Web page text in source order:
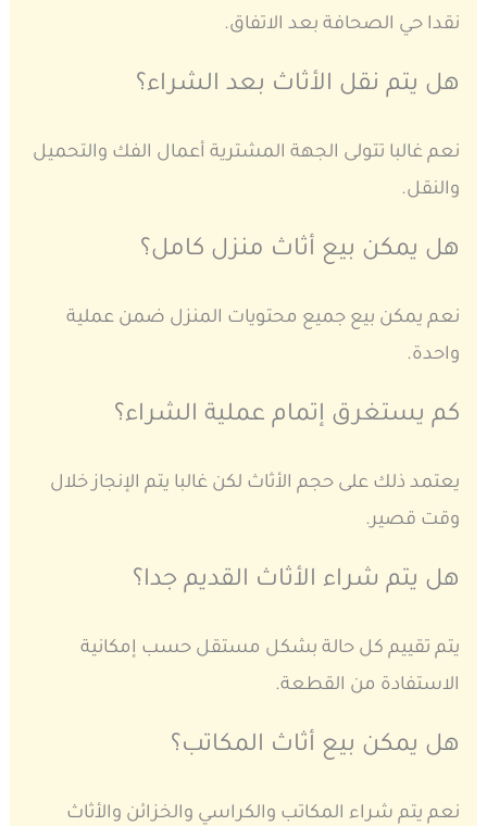
نقدا حي الصحافة بعد الاتفاق.
هل يتم نقل الأثاث بعد الشراء؟
نعم غالبا تتولى الجهة المشترية أعمال الفك والتحميل
والنقل.
هل يمكن بيع أثاث منزل كامل؟
نعم يمكن بيع جميع محتويات المنزل ضمن عملية
واحدة.
كم يستغرق إتمام عملية الشراء؟
يعتمد ذلك على حجم الأثاث لكن غالبا يتم الإنجاز خلال
وقت قصير.
هل يتم شراء الأثاث القديم جدا؟
يتم تقييم كل حالة بشكل مستقل حسب إمكانية
الاستفادة من القطعة.
هل يمكن بيع أثاث المكاتب؟
نعم يتم شراء المكاتب والكراسي والخزائن والأثاث